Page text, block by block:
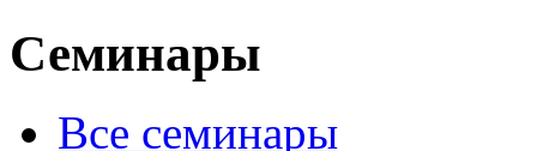
Семинары
Все семинары